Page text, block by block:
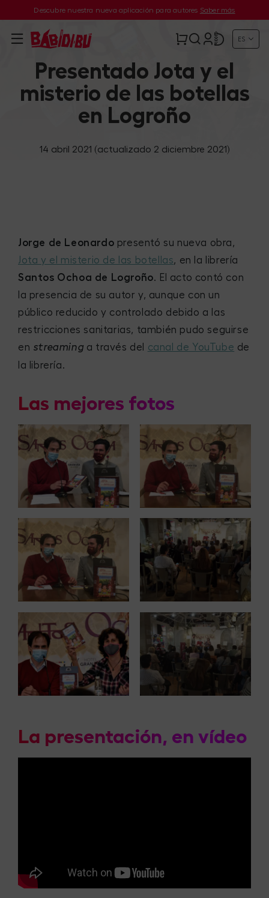
Descubre nuestra nueva aplicación para autores Saber más
ES
Presentado Jota y el
misterio de las botellas
en Logroño
14 abril 2021 (actualizado 2 diciembre 2021)
Jorge de Leonardo presentó su nueva obra,
Jota y el misterio de las botellas, en la librería
Santos Ochoa de Logroño. El acto contó con
la presencia de su autor y, aunque con un
público reducido y controlado debido a las
restricciones sanitarias, también pudo seguirse
en streaming a través del canal de YouTube de
la librería.
Las mejores fotos
La presentación, en vídeo